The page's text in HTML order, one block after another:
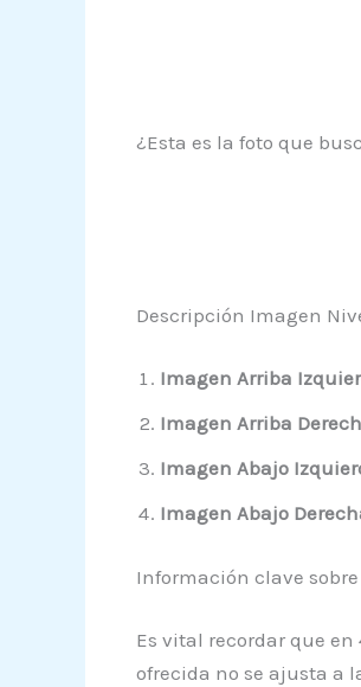
¿Esta es la foto que
Descripción Imagen
Imagen Arriba
Imagen Arriba
Imagen Abajo
Imagen Abajo
Información clave
Es vital recordar que
ofrecida no se ajusta a